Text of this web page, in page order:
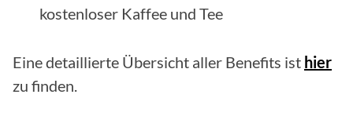
kostenloser Kaffee und Tee
Eine detaillierte Übersicht aller Benefits ist hier
zu finden.